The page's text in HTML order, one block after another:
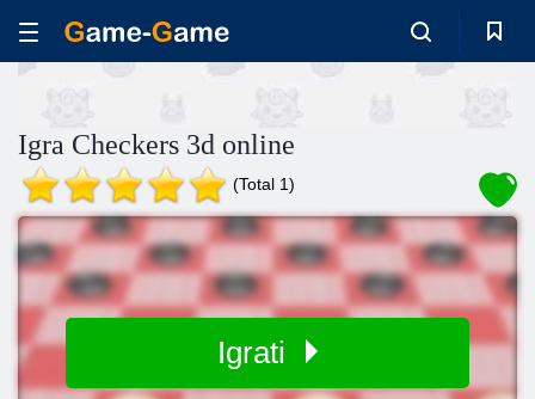
Igra Checkers 3d online
(Total 1)
Igrati